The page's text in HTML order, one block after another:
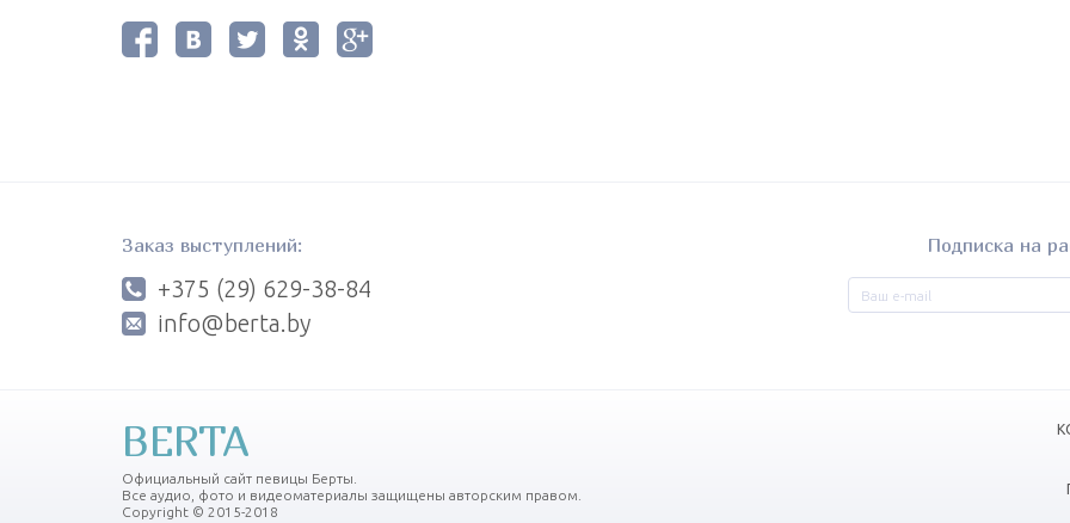
Заказ выступлений:
+375 (29) 629-38-84
info@berta.by
Подписка на
BERTA
Официальный сайт певицы Берты.
Все аудио, фото и видеоматериалы защищены авторским правом.
Copyright © 2015-2018